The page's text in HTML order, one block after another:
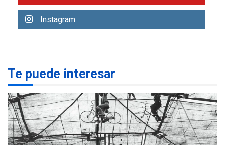
REGIONALES ÚLTIMA HORA
Programa “Cuidadores 360”
3
operativa con flota
vehicular de 60 unidades
adquiridas en un año de
gestión
Instagram
Te puede interesar